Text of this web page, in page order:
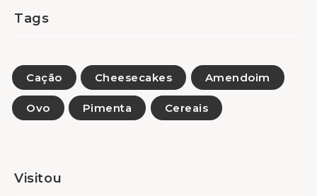
Tags
Cação Cheesecakes Amendoim
Ovo Pimenta Cereais
Visitou